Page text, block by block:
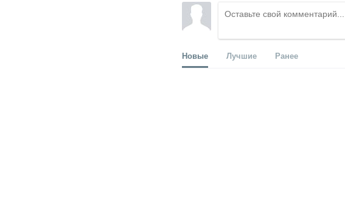
Новые Лучшие Ранее